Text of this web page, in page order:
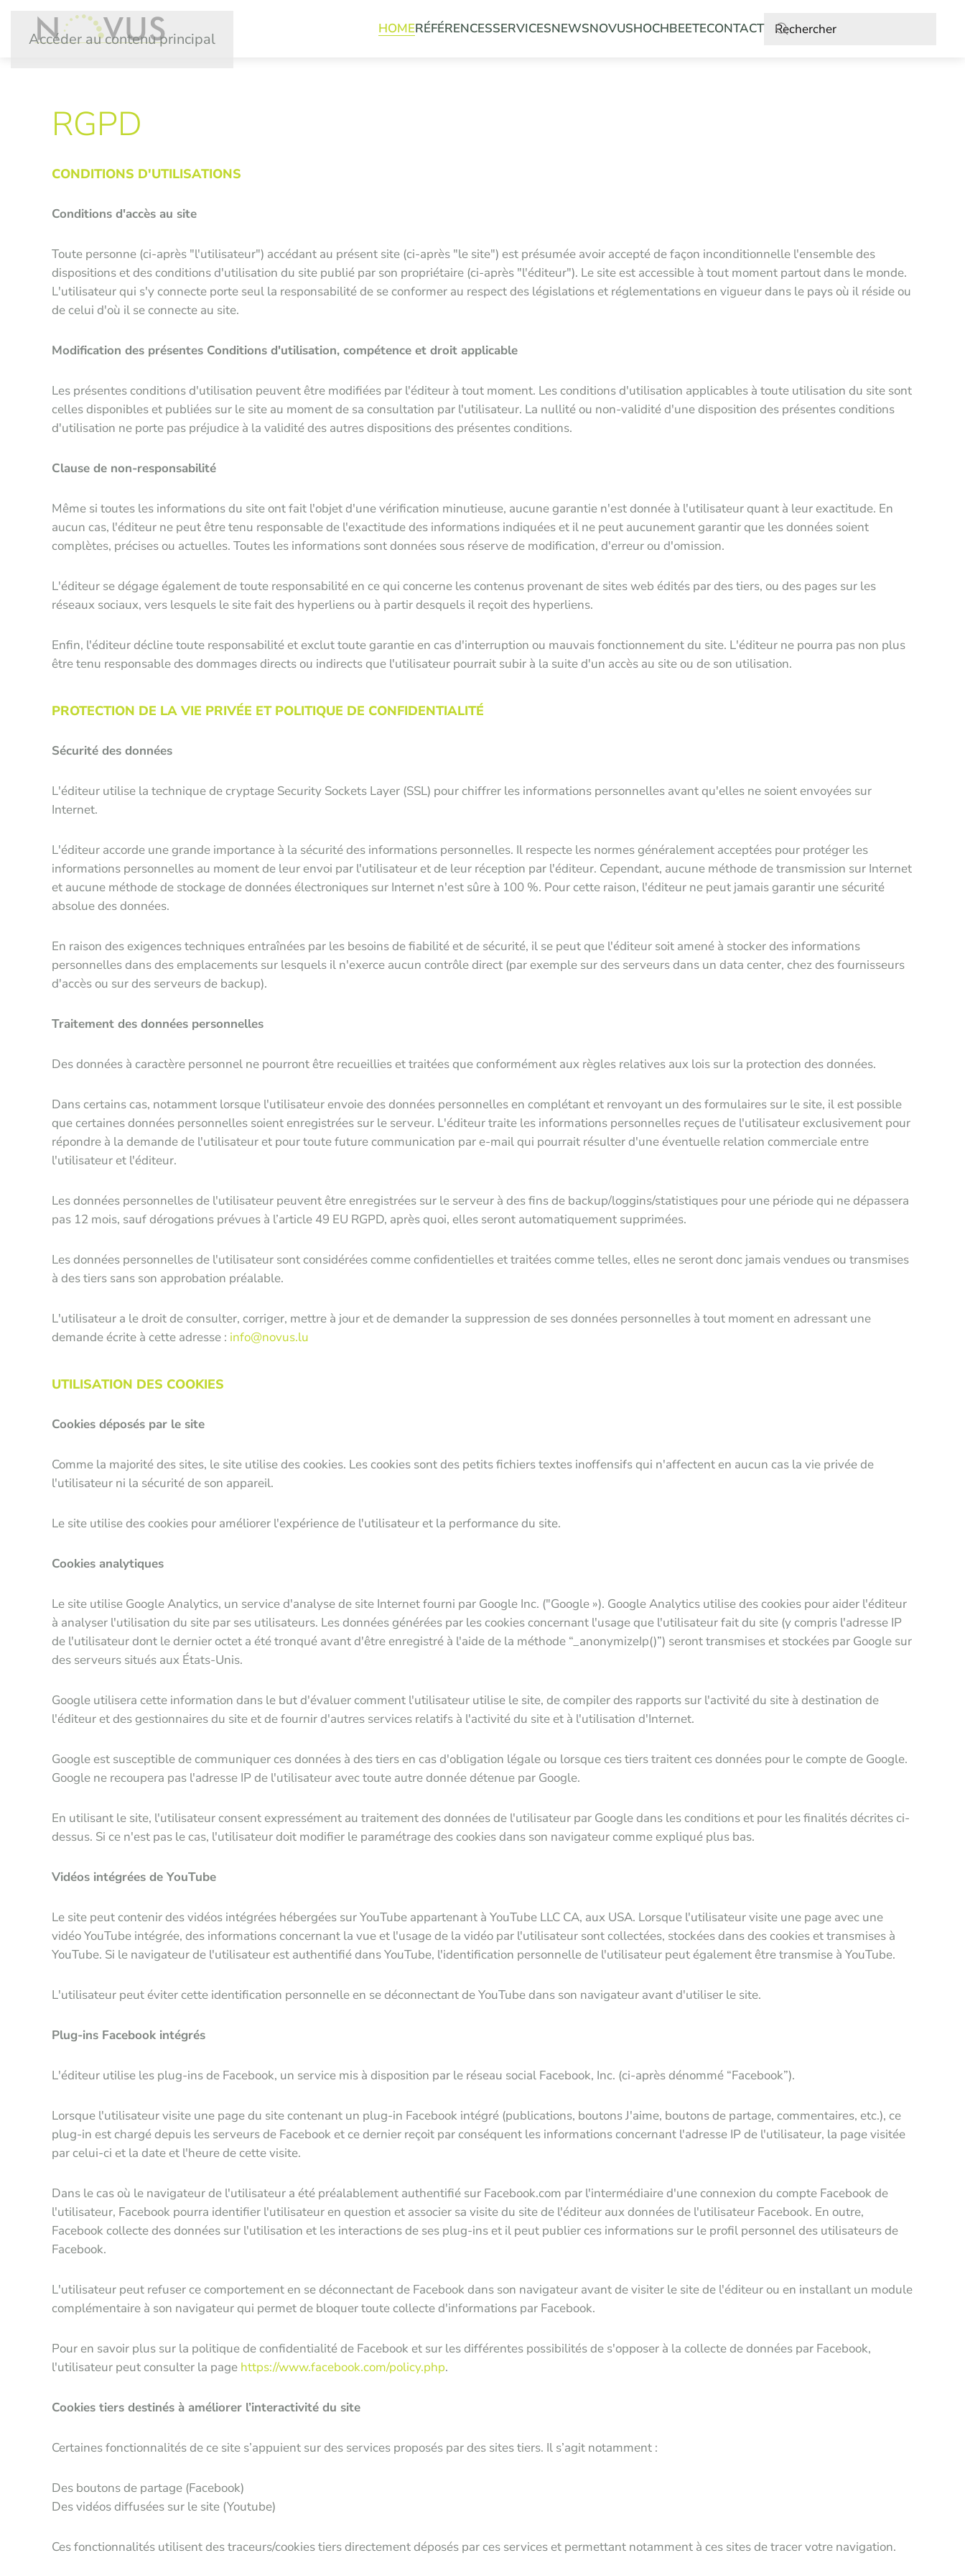
Accéder au contenu principal
HOMERÉFÉRENCESSERVICESNEWSNOVUSHOCHBEETECONTACT
RGPD
CONDITIONS D'UTILISATIONS
Conditions d'accès au site
Toute personne (ci-après "l'utilisateur") accédant au présent site (ci-après "le site") est présumée avoir accepté de façon inconditionnelle l'ensemble des
dispositions et des conditions d'utilisation du site publié par son propriétaire (ci-après "l'éditeur"). Le site est accessible à tout moment partout dans le monde.
L'utilisateur qui s'y connecte porte seul la responsabilité de se conformer au respect des législations et réglementations en vigueur dans le pays où il réside ou
de celui d'où il se connecte au site.
Modification des présentes Conditions d'utilisation, compétence et droit applicable
Les présentes conditions d'utilisation peuvent être modifiées par l'éditeur à tout moment. Les conditions d'utilisation applicables à toute utilisation du site sont
celles disponibles et publiées sur le site au moment de sa consultation par l'utilisateur. La nullité ou non-validité d'une disposition des présentes conditions
d'utilisation ne porte pas préjudice à la validité des autres dispositions des présentes conditions.
Clause de non-responsabilité
Même si toutes les informations du site ont fait l'objet d'une vérification minutieuse, aucune garantie n'est donnée à l'utilisateur quant à leur exactitude. En
aucun cas, l'éditeur ne peut être tenu responsable de l'exactitude des informations indiquées et il ne peut aucunement garantir que les données soient
complètes, précises ou actuelles. Toutes les informations sont données sous réserve de modification, d'erreur ou d'omission.
L'éditeur se dégage également de toute responsabilité en ce qui concerne les contenus provenant de sites web édités par des tiers, ou des pages sur les
réseaux sociaux, vers lesquels le site fait des hyperliens ou à partir desquels il reçoit des hyperliens.
Enfin, l'éditeur décline toute responsabilité et exclut toute garantie en cas d'interruption ou mauvais fonctionnement du site. L'éditeur ne pourra pas non plus
être tenu responsable des dommages directs ou indirects que l'utilisateur pourrait subir à la suite d'un accès au site ou de son utilisation.
PROTECTION DE LA VIE PRIVÉE ET POLITIQUE DE CONFIDENTIALITÉ
Sécurité des données
L'éditeur utilise la technique de cryptage Security Sockets Layer (SSL) pour chiffrer les informations personnelles avant qu'elles ne soient envoyées sur
Internet.
L'éditeur accorde une grande importance à la sécurité des informations personnelles. Il respecte les normes généralement acceptées pour protéger les
informations personnelles au moment de leur envoi par l'utilisateur et de leur réception par l'éditeur. Cependant, aucune méthode de transmission sur Internet
et aucune méthode de stockage de données électroniques sur Internet n'est sûre à 100 %. Pour cette raison, l'éditeur ne peut jamais garantir une sécurité
absolue des données.
En raison des exigences techniques entraînées par les besoins de fiabilité et de sécurité, il se peut que l'éditeur soit amené à stocker des informations
personnelles dans des emplacements sur lesquels il n'exerce aucun contrôle direct (par exemple sur des serveurs dans un data center, chez des fournisseurs
d'accès ou sur des serveurs de backup).
Traitement des données personnelles
Des données à caractère personnel ne pourront être recueillies et traitées que conformément aux règles relatives aux lois sur la protection des données.
Dans certains cas, notamment lorsque l'utilisateur envoie des données personnelles en complétant et renvoyant un des formulaires sur le site, il est possible
que certaines données personnelles soient enregistrées sur le serveur. L'éditeur traite les informations personnelles reçues de l'utilisateur exclusivement pour
répondre à la demande de l'utilisateur et pour toute future communication par e-mail qui pourrait résulter d'une éventuelle relation commerciale entre
l'utilisateur et l'éditeur.
Les données personnelles de l'utilisateur peuvent être enregistrées sur le serveur à des fins de backup/loggins/statistiques pour une période qui ne dépassera
pas 12 mois, sauf dérogations prévues à l’article 49 EU RGPD, après quoi, elles seront automatiquement supprimées.
Les données personnelles de l'utilisateur sont considérées comme confidentielles et traitées comme telles, elles ne seront donc jamais vendues ou transmises
à des tiers sans son approbation préalable.
L'utilisateur a le droit de consulter, corriger, mettre à jour et de demander la suppression de ses données personnelles à tout moment en adressant une
demande écrite à cette adresse : info@novus.lu
UTILISATION DES COOKIES
Cookies déposés par le site
Comme la majorité des sites, le site utilise des cookies. Les cookies sont des petits fichiers textes inoffensifs qui n'affectent en aucun cas la vie privée de
l'utilisateur ni la sécurité de son appareil.
Le site utilise des cookies pour améliorer l'expérience de l'utilisateur et la performance du site.
Cookies analytiques
Le site utilise Google Analytics, un service d'analyse de site Internet fourni par Google Inc. ("Google »). Google Analytics utilise des cookies pour aider l'éditeur
à analyser l'utilisation du site par ses utilisateurs. Les données générées par les cookies concernant l'usage que l'utilisateur fait du site (y compris l'adresse IP
de l'utilisateur dont le dernier octet a été tronqué avant d'être enregistré à l'aide de la méthode “_anonymizeIp()”) seront transmises et stockées par Google sur
des serveurs situés aux États-Unis.
Google utilisera cette information dans le but d'évaluer comment l'utilisateur utilise le site, de compiler des rapports sur l'activité du site à destination de
l'éditeur et des gestionnaires du site et de fournir d'autres services relatifs à l'activité du site et à l'utilisation d'Internet.
Google est susceptible de communiquer ces données à des tiers en cas d'obligation légale ou lorsque ces tiers traitent ces données pour le compte de Google.
Google ne recoupera pas l'adresse IP de l'utilisateur avec toute autre donnée détenue par Google.
En utilisant le site, l'utilisateur consent expressément au traitement des données de l'utilisateur par Google dans les conditions et pour les finalités décrites ci-
dessus. Si ce n'est pas le cas, l'utilisateur doit modifier le paramétrage des cookies dans son navigateur comme expliqué plus bas.
Vidéos intégrées de YouTube
Le site peut contenir des vidéos intégrées hébergées sur YouTube appartenant à YouTube LLC CA, aux USA. Lorsque l'utilisateur visite une page avec une
vidéo YouTube intégrée, des informations concernant la vue et l'usage de la vidéo par l'utilisateur sont collectées, stockées dans des cookies et transmises à
YouTube. Si le navigateur de l'utilisateur est authentifié dans YouTube, l'identification personnelle de l'utilisateur peut également être transmise à YouTube.
L'utilisateur peut éviter cette identification personnelle en se déconnectant de YouTube dans son navigateur avant d'utiliser le site.
Plug-ins Facebook intégrés
L'éditeur utilise les plug-ins de Facebook, un service mis à disposition par le réseau social Facebook, Inc. (ci-après dénommé “Facebook”).
Lorsque l'utilisateur visite une page du site contenant un plug-in Facebook intégré (publications, boutons J'aime, boutons de partage, commentaires, etc.), ce
plug-in est chargé depuis les serveurs de Facebook et ce dernier reçoit par conséquent les informations concernant l'adresse IP de l'utilisateur, la page visitée
par celui-ci et la date et l'heure de cette visite.
Dans le cas où le navigateur de l'utilisateur a été préalablement authentifié sur Facebook.com par l'intermédiaire d'une connexion du compte Facebook de
l'utilisateur, Facebook pourra identifier l'utilisateur en question et associer sa visite du site de l'éditeur aux données de l'utilisateur Facebook. En outre,
Facebook collecte des données sur l'utilisation et les interactions de ses plug-ins et il peut publier ces informations sur le profil personnel des utilisateurs de
Facebook.
L'utilisateur peut refuser ce comportement en se déconnectant de Facebook dans son navigateur avant de visiter le site de l'éditeur ou en installant un module
complémentaire à son navigateur qui permet de bloquer toute collecte d'informations par Facebook.
Pour en savoir plus sur la politique de confidentialité de Facebook et sur les différentes possibilités de s'opposer à la collecte de données par Facebook,
l'utilisateur peut consulter la page https://www.facebook.com/policy.php.
Cookies tiers destinés à améliorer l’interactivité du site
Certaines fonctionnalités de ce site s’appuient sur des services proposés par des sites tiers. Il s’agit notamment :
Des boutons de partage (Facebook)
Des vidéos diffusées sur le site (Youtube)
Ces fonctionnalités utilisent des traceurs/cookies tiers directement déposés par ces services et permettant notamment à ces sites de tracer votre navigation.